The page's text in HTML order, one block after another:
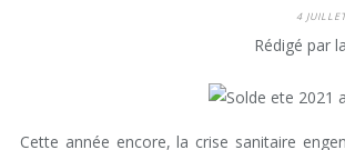
4
Rédigé par
Cette année encore, la crise sanitaire